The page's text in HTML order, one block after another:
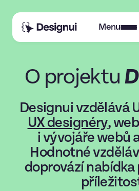
Menu
O projektu
Designui vzdělává
UX designéry,
i vývojáře webů
Hodnotné
doprovází